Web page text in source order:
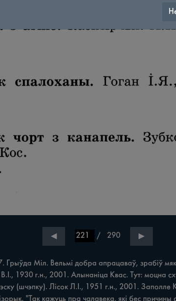
◀ / 290 ▶
Міл. Вельмі добра апрацаваў, зрабіў
1930 г.н., 2001. Алынаніца Квас. Тут: моцна
(шчэпку). Лісок Л.І., 1951 г.н., 2001.
"Так кажуць пра чалавека, які бес